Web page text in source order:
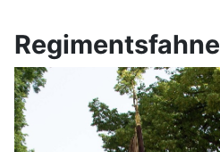
Regimentsfahne